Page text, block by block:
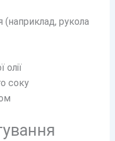
(наприклад, рукола
соку